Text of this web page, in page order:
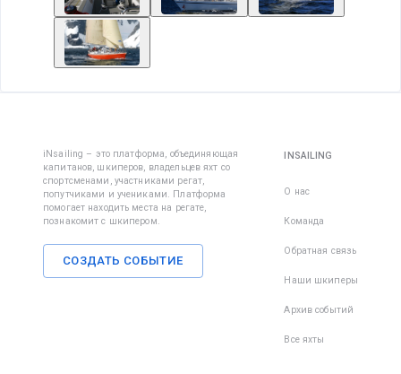
iNsailing – это платформа, объединяющая
капитанов, шкиперов, владельцев яхт со
спортсменами, участниками регат,
попутчиками и учениками. Платформа
помогает находить места на регате,
познакомит с шкипером.
СОЗДАТЬ СОБЫТИЕ
INSAILING
О нас
Команда
Обратная связь
Наши шкиперы
Архив событий
Все яхты